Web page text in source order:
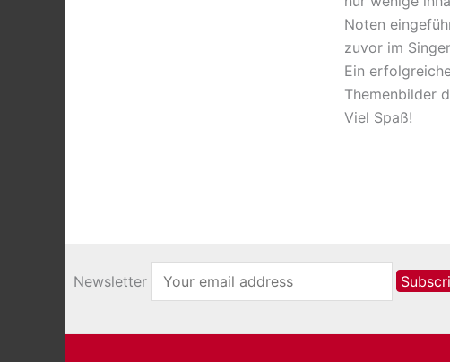
Noten
zuvor im
Ein
Themenbilder
Viel Spaß!
Newsletter